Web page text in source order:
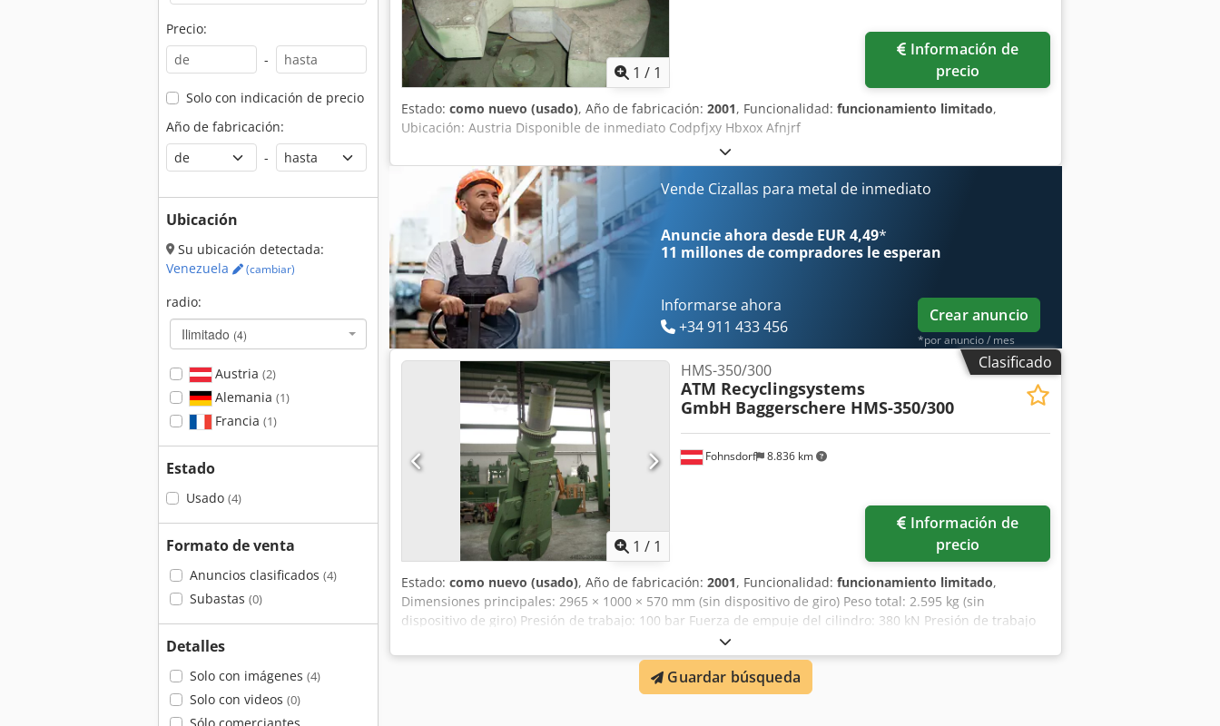
Precio:
-
Solo con indicación de precio
Año de fabricación:
-
Ubicación
Su ubicación detectada:
Venezuela
(cambiar)
radio:
Ilimitado (4)
Austria (2)
Alemania (1)
Francia (1)
Estado
Usado (4)
Formato de venta
Anuncios clasificados (4)
Subastas (0)
Detalles
Solo con imágenes (4)
Solo con videos (0)
1 / 1
precio
Estado: como nuevo (usado), Año de fabricación: 2001, Funcionalidad: funcionamiento limitado,
Ubicación: Austria Disponible de inmediato Codpfjxy Hbxox Afnjrf
Vende Cizallas para metal de inmediato
Anuncie ahora desde EUR 4,49*
11 millones de compradores le esperan
Informarse ahora
+34 911 433 456
Crear anuncio
*por anuncio / mes
Clasificado
1 / 1
Fohnsdorf 8.836 km
HMS-350/300
ATM Recyclingsystems
GmbH Baggerschere HMS-350/300
precio
Estado: como nuevo (usado), Año de fabricación: 2001, Funcionalidad: funcionamiento limitado,
Dimensiones principales: 2965 × 1000 × 570 mm (sin dispositivo de giro) Peso total: 2.595 kg (sin
dispositivo de giro) Presión de trabajo: 100 bar Fuerza de empuje del cilindro: 380 kN Presión de trabajo
máx.: 160 bar Fuerza máxima del cilindro: 610 kN Apertura de la boca aprox.: 300 × 300 mm Capacidad de
corte: acero redondo Ø 75 mm; acero cuadrado 65 × 65 mm; tubo diámetro exterior 273 × 16 mm; IP-200,
C-280, L-220 Cuchillas de corte: utilizables por ambos lados Separación de corte: ajustable Dispositivo de
giro: giro mediante motor hidráulico y transmisión por cadena Ubicación: Austria Disponible de inmediato
Guardar búsqueda